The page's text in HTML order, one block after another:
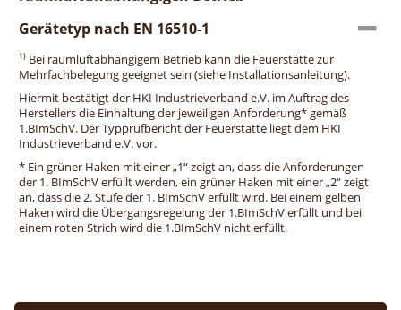
Gerätetyp nach EN 16510-1
1) Bei raumluftabhängigem Betrieb kann die Feuerstätte zur
Mehrfachbelegung geeignet sein (siehe Installationsanleitung).
Hiermit bestätigt der HKI Industrieverband e.V. im Auftrag des
Herstellers die Einhaltung der jeweiligen Anforderung* gemäß
1.BImSchV. Der Typprüfbericht der Feuerstätte liegt dem HKI
Industrieverband e.V. vor.
* Ein grüner Haken mit einer „1“ zeigt an, dass die Anforderungen
der 1. BImSchV erfüllt werden, ein grüner Haken mit einer „2“ zeigt
an, dass die 2. Stufe der 1. BImSchV erfüllt wird. Bei einem gelben
Haken wird die Übergangsregelung der 1.BImSchV erfüllt und bei
einem roten Strich wird die 1.BImSchV nicht erfüllt.